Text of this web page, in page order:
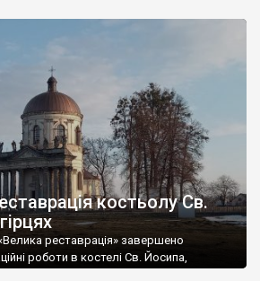
костьолу Св.
реставрація» завершено
роботи в костелі Св. Йосипа,